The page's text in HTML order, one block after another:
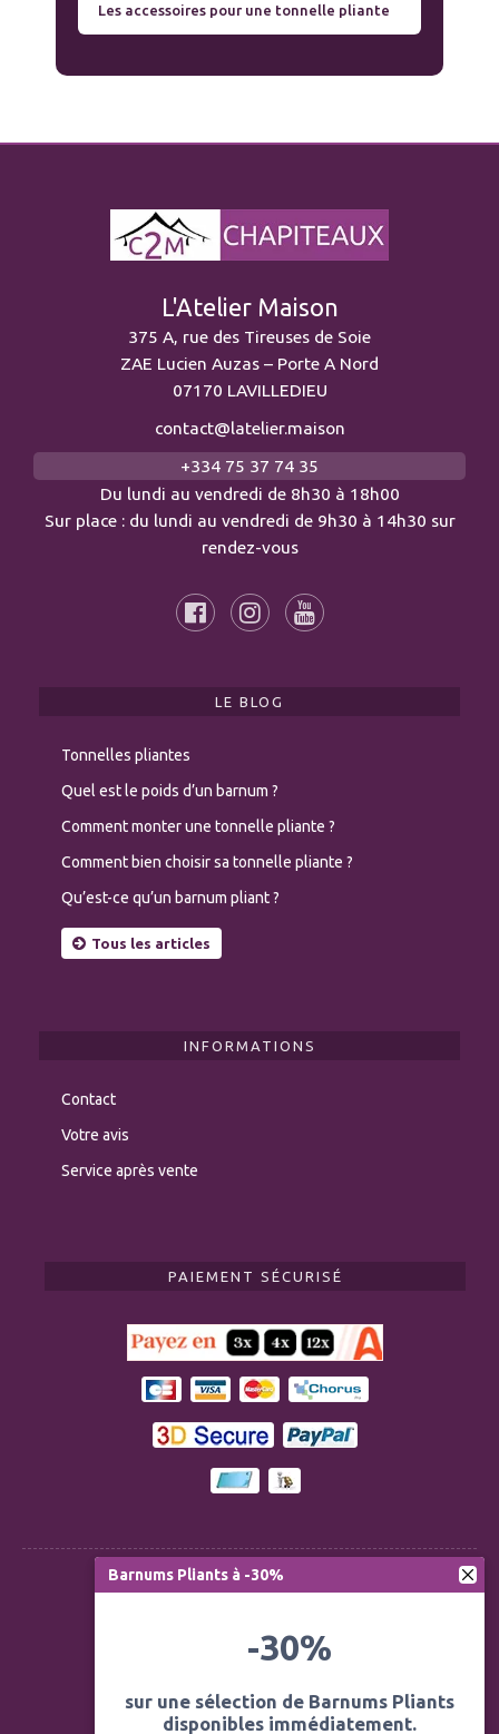
Les accessoires pour une tonnelle pliante
L'Atelier Maison
375 A, rue des Tireuses de Soie
ZAE Lucien Auzas – Porte A Nord
07170 LAVILLEDIEU
contact@latelier.maison
+334 75 37 74 35
Du lundi au vendredi de 8h30 à 18h00
Sur place : du lundi au vendredi de 9h30 à 14h30 sur
rendez-vous
LE BLOG
Tonnelles pliantes
Quel est le poids d’un barnum ?
Comment monter une tonnelle pliante ?
Comment bien choisir sa tonnelle pliante ?
Qu’est-ce qu’un barnum pliant ?
Tous les articles
INFORMATIONS
Contact
Votre avis
Service après vente
PAIEMENT SÉCURISÉ
Modération des avis
Politique de confidentialité
Barnums Pliants à -30%
-30%
sur une sélection de Barnums Pliants
disponibles immédiatement.